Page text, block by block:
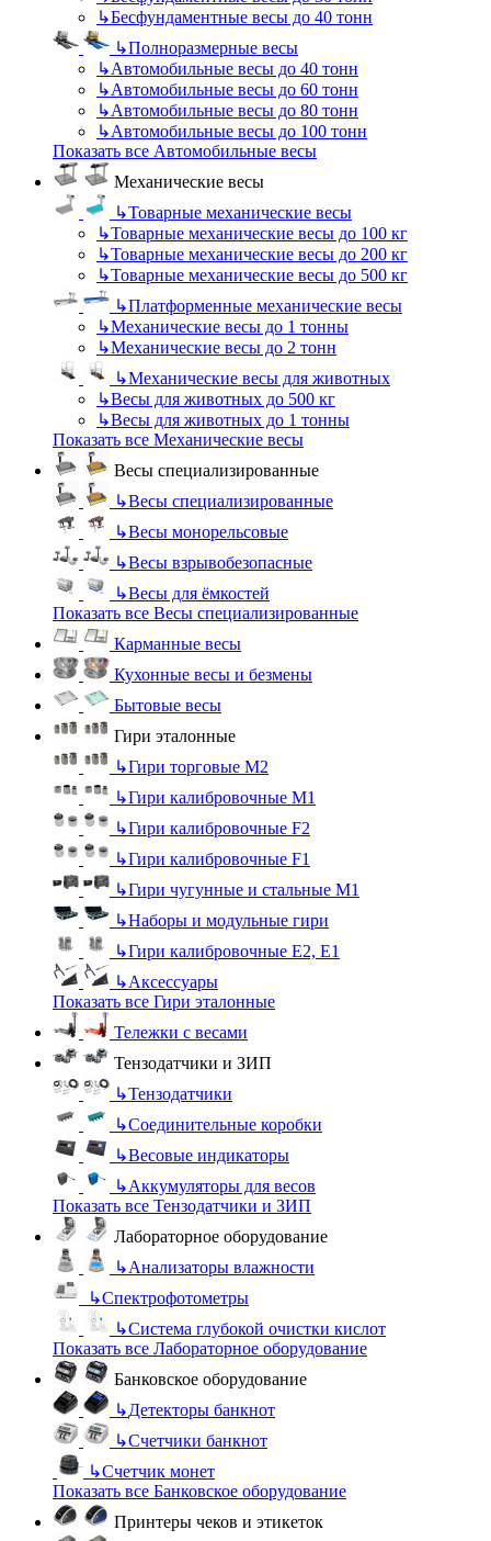
↳Бесфундаментные весы до 40 тонн
↳Полноразмерные весы
↳Автомобильные весы до 40 тонн
↳Автомобильные весы до 60 тонн
↳Автомобильные весы до 80 тонн
↳Автомобильные весы до 100 тонн
Показать все Автомобильные весы
Механические весы
↳Товарные механические весы
↳Товарные механические весы до 100 кг
↳Товарные механические весы до 200 кг
↳Товарные механические весы до 500 кг
↳Платформенные механические весы
↳Механические весы до 1 тонны
↳Механические весы до 2 тонн
↳Механические весы для животных
↳Весы для животных до 500 кг
↳Весы для животных до 1 тонны
Показать все Механические весы
Весы специализированные
↳Весы специализированные
↳Весы монорельсовые
↳Весы взрывобезопасные
↳Весы для ёмкостей
Показать все Весы специализированные
Карманные весы
Кухонные весы и безмены
Бытовые весы
Гири эталонные
↳Гири торговые М2
↳Гири калибровочные М1
↳Гири калибровочные F2
↳Гири калибровочные F1
↳Гири чугунные и стальные М1
↳Наборы и модульные гири
↳Гири калибровочные E2, Е1
↳Аксессуары
Показать все Гири эталонные
Тележки с весами
Тензодатчики и ЗИП
↳Тензодатчики
↳Соединительные коробки
↳Весовые индикаторы
↳Аккумуляторы для весов
Показать все Тензодатчики и ЗИП
Лабораторное оборудование
↳Анализаторы влажности
↳Спектрофотометры
↳Система глубокой очистки кислот
Показать все Лабораторное оборудование
Банковское оборудование
↳Детекторы банкнот
↳Счетчики банкнот
↳Счетчик монет
Показать все Банковское оборудование
Принтеры чеков и этикеток